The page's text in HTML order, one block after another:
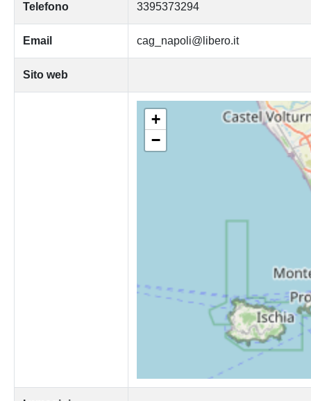
Telefono 3395373294
Email cag_napoli@libero.it
Sito web
+
−